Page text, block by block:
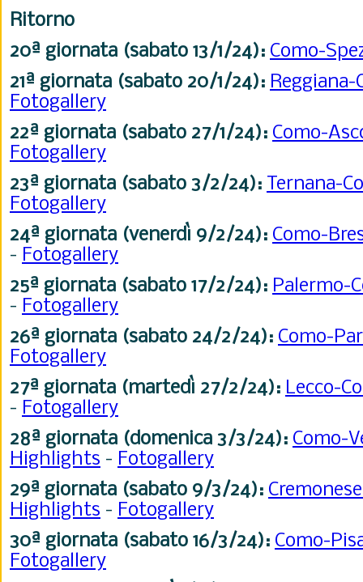
Ritorno
20ª giornata (sabato 13/1/24): Como-
21ª giornata (sabato 20/1/24):
Fotogallery
22ª giornata (sabato 27/1/24): Como-
Fotogallery
23ª giornata (sabato 3/2/24): Ternana-
Fotogallery
24ª giornata (venerdì 9/2/24): Como-
- Fotogallery
25ª giornata (sabato 17/2/24): Palermo-
- Fotogallery
26ª giornata (sabato 24/2/24): Como-
Fotogallery
27ª giornata (martedì 27/2/24): Lecco-
- Fotogallery
28ª giornata (domenica 3/3/24): Como-
Highlights - Fotogallery
29ª giornata (sabato 9/3/24):
Highlights - Fotogallery
30ª giornata (sabato 16/3/24): Como-
Fotogallery